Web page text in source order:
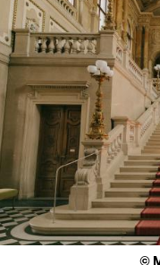
©